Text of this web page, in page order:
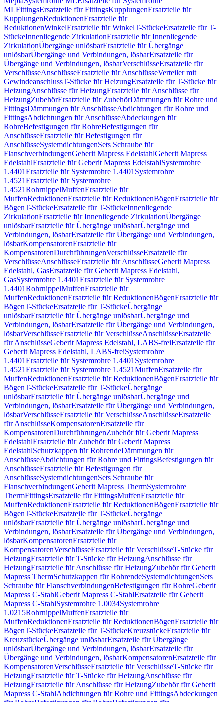
MLFittingsErsatzteile für FittingsKupplungenErsatzteile für
KupplungenReduktionenErsatzteile für
ReduktionenWinkelErsatzteile für WinkelT-StückeErsatzteile für T-
StückeInnenliegende ZirkulationErsatzteile für Innenliegende
ZirkulationÜbergänge unlösbarErsatzteile für Übergänge
unlösbarÜbergänge und Verbindungen, lösbarErsatzteile für
Übergänge und Verbindungen, lösbarVerschlüsseErsatzteile für
VerschlüsseAnschlüsseErsatzteile für AnschlüsseVerteiler mit
GewindeanschlussT-Stücke für HeizungErsatzteile für T-Stücke für
HeizungAnschlüsse für HeizungErsatzteile für Anschlüsse für
HeizungZubehörErsatzteile für ZubehörDämmungen für Rohre und
FittingsDämmungen für AnschlüsseAbdichtungen für Rohre und
FittingsAbdichtungen für AnschlüsseAbdeckungen für
RohreBefestigungen für RohreBefestigungen für
AnschlüsseErsatzteile für Befestigungen für
AnschlüsseSystemdichtungenSets Schraube für
FlanschverbindungenGeberit Mapress EdelstahlGeberit Mapress
EdelstahlErsatzteile für Geberit Mapress EdelstahlSystemrohre
1.4401Ersatzteile für Systemrohre 1.4401 Systemrohre
1.4521Ersatzteile für Systemrohre
1.4521RohrnippelMuffenErsatzteile für
MuffenReduktionenErsatzteile für ReduktionenBögenErsatzteile für
BögenT-StückeErsatzteile für T-StückeInnenliegende
ZirkulationErsatzteile für Innenliegende ZirkulationÜbergänge
unlösbarErsatzteile für Übergänge unlösbarÜbergänge und
Verbindungen, lösbarErsatzteile für Übergänge und Verbindungen,
lösbarKompensatorenErsatzteile für
KompensatorenDurchführungenVerschlüsseErsatzteile für
VerschlüsseAnschlüsseErsatzteile für AnschlüsseGeberit Mapress
Edelstahl, GasErsatzteile für Geberit Mapress Edelstahl,
GasSystemrohre 1.4401Ersatzteile für Systemrohre
1.4401RohrnippelMuffenErsatzteile für
MuffenReduktionenErsatzteile für ReduktionenBögenErsatzteile für
BögenT-StückeErsatzteile für T-StückeÜbergänge
unlösbarErsatzteile für Übergänge unlösbarÜbergänge und
Verbindungen, lösbarErsatzteile für Übergänge und Verbindungen,
lösbarVerschlüsseErsatzteile für VerschlüsseAnschlüsseErsatzteile
für AnschlüsseGeberit Mapress Edelstahl, LABS-freiErsatzteile für
Geberit Mapress Edelstahl, LABS-freiSystemrohre
1.4401Ersatzteile für Systemrohre 1.4401 Systemrohre
1.4521Ersatzteile für Systemrohre 1.4521MuffenErsatzteile für
MuffenReduktionenErsatzteile für ReduktionenBögenErsatzteile für
BögenT-StückeErsatzteile für T-StückeÜbergänge
unlösbarErsatzteile für Übergänge unlösbarÜbergänge und
Verbindungen, lösbarErsatzteile für Übergänge und Verbindungen,
lösbarVerschlüsseErsatzteile für VerschlüsseAnschlüsseErsatzteile
für AnschlüsseKompensatorenErsatzteile für
KompensatorenDurchführungenZubehör für Geberit Mapress
EdelstahlErsatzteile für Zubehör für Geberit Mapress
EdelstahlSchutzkappen für RohrendeDämmungen für
AnschlüsseAbdichtungen für Rohre und FittingsBefestigungen für
AnschlüsseErsatzteile für Befestigungen für
AnschlüsseSystemdichtungenSets Schraube für
FlanschverbindungenGeberit Mapress ThermSystemrohre
ThermFittingsErsatzteile für FittingsMuffenErsatzteile für
MuffenReduktionenErsatzteile für ReduktionenBögenErsatzteile für
BögenT-StückeErsatzteile für T-StückeÜbergänge
unlösbarErsatzteile für Übergänge unlösbarÜbergänge und
Verbindungen, lösbarErsatzteile für Übergänge und Verbindungen,
lösbarKompensatorenErsatzteile für
KompensatorenVerschlüsseErsatzteile für VerschlüsseT-Stücke für
HeizungErsatzteile für T-Stücke für HeizungAnschlüsse für
HeizungErsatzteile für Anschlüsse für HeizungZubehör für Geberit
Mapress ThermSchutzkappen für RohrendeSystemdichtungenSets
Schraube für FlanschverbindungenBefestigungen für RohreGeberit
Mapress C-StahlGeberit Mapress C-StahlErsatzteile für Geberit
Mapress C-StahlSystemrohre 1.0034Systemrohre
1.0215RohrnippelMuffenErsatzteile für
MuffenReduktionenErsatzteile für ReduktionenBögenErsatzteile für
BögenT-StückeErsatzteile für T-StückeKreuzstückeErsatzteile für
KreuzstückeÜbergänge unlösbarErsatzteile für Übergänge
unlösbarÜbergänge und Verbindungen, lösbarErsatzteile für
Übergänge und Verbindungen, lösbarKompensatorenErsatzteile für
KompensatorenVerschlüsseErsatzteile für VerschlüsseT-Stücke für
HeizungErsatzteile für T-Stücke für HeizungAnschlüsse für
HeizungErsatzteile für Anschlüsse für HeizungZubehör für Geberit
Mapress C-StahlAbdichtungen für Rohre und FittingsAbdeckungen